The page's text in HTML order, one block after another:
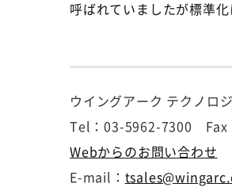
呼ばれていましたが標準
ウイングアーク テクノロ
Tel：03-5962-7300 Fax
Webからのお問い合わせ
E-mail：